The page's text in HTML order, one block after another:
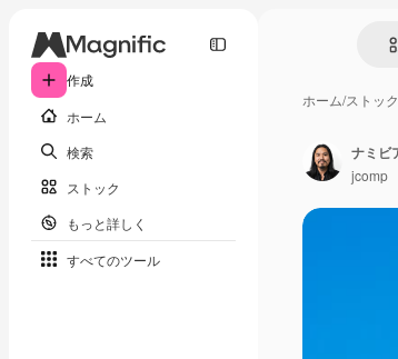
作成
ホーム
検索
ストック
もっと詳しく
すべてのツール
ホーム/ストック
jcomp